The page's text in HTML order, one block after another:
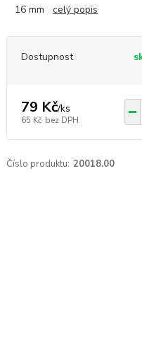
16 mm celý popis
Dostupnost
79 Kč/ks
65 Kč bez DPH
Číslo produktu: 20018.00